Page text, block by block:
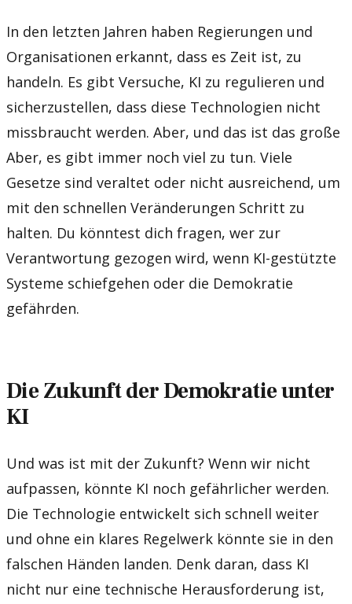
In den letzten Jahren haben Regierungen und
Organisationen erkannt, dass es Zeit ist, zu
handeln. Es gibt Versuche, KI zu regulieren und
sicherzustellen, dass diese Technologien nicht
missbraucht werden. Aber, und das ist das große
Aber, es gibt immer noch viel zu tun. Viele
Gesetze sind veraltet oder nicht ausreichend, um
mit den schnellen Veränderungen Schritt zu
halten. Du könntest dich fragen, wer zur
Verantwortung gezogen wird, wenn KI-gestützte
Systeme schiefgehen oder die Demokratie
gefährden.
Die Zukunft der Demokratie unter
KI
Und was ist mit der Zukunft? Wenn wir nicht
aufpassen, könnte KI noch gefährlicher werden.
Die Technologie entwickelt sich schnell weiter
und ohne ein klares Regelwerk könnte sie in den
falschen Händen landen. Denk daran, dass KI
nicht nur eine technische Herausforderung ist,